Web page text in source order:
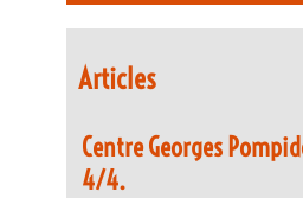
Articles
Centre Georges
4/4.